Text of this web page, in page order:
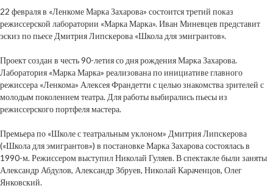
22 февраля в «Ленкоме Марка Захарова» состоится третий показ
режиссерской лаборатории «Марка Марка». Иван Миневцев представит
эскиз по пьесе Дмитрия Липскерова «Школа для эмигрантов».
Проект создан в честь 90-летия со дня рождения Марка Захарова.
Лаборатория «Марка Марка» реализована по инициативе главного
режиссера «Ленкома» Алексея Франдетти с целью знакомства зрителей с
молодым поколением театра. Для работы выбирались пьесы из
режиссерского портфеля мастера.
Премьера по «Школе с театральным уклоном» Дмитрия Липскерова
(«Школа для эмигрантов») в постановке Марка Захарова состоялась в
1990-м. Режиссером выступил Николай Гуляев. В спектакле были заняты
Александр Абдулов, Александр Збруев, Николай Караченцов, Олег
Янковский.